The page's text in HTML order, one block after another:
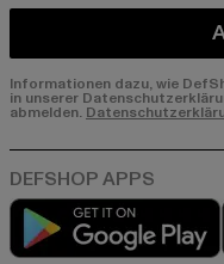
Informationen dazu, wie
in unserer
abmelden.